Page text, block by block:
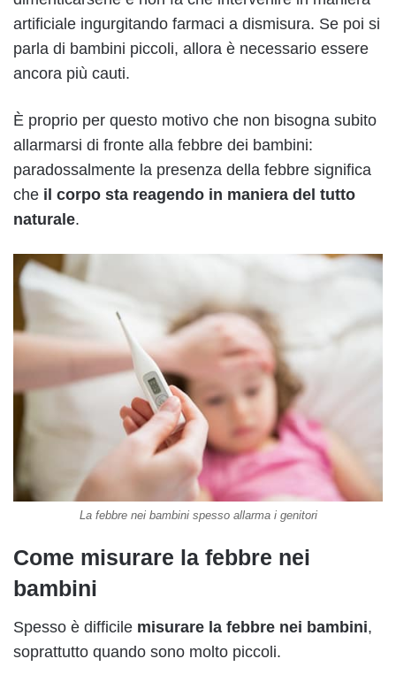
artificiale ingurgitando farmaci a dismisura. Se poi si
parla di bambini piccoli, allora è necessario essere
ancora più cauti.
È proprio per questo motivo che non bisogna subito
allarmarsi di fronte alla febbre dei bambini:
paradossalmente la presenza della febbre significa
che il corpo sta reagendo in maniera del tutto
naturale.
La febbre nei bambini spesso allarma i genitori
Come misurare la febbre nei
bambini
Spesso è difficile misurare la febbre nei bambini,
soprattutto quando sono molto piccoli.